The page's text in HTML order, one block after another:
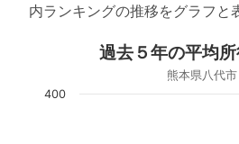
内ランキングの推移をグラフと
過去５年の平均
熊本県八代市
400